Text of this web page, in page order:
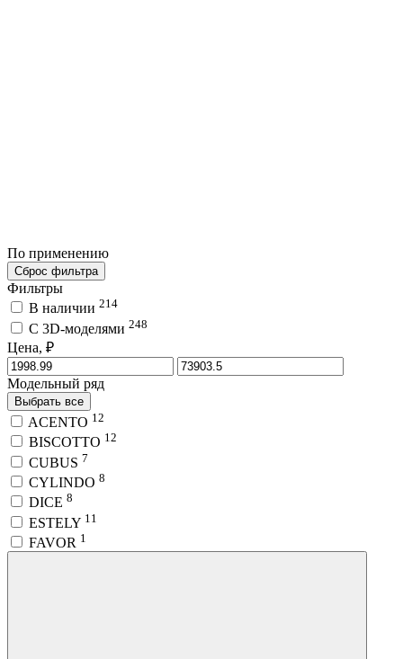
По применению
Сброс фильтра
Фильтры
В наличии 214
C 3D-моделями 248
Цена, ₽
Модельный ряд
Выбрать все
ACENTO 12
BISCOTTO 12
CUBUS 7
CYLINDO 8
DICE 8
ESTELY 11
FAVOR 1